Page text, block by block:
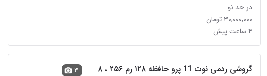
در حد نو
۳۰,۰۰۰,۰۰۰ تومان
۴ ساعت پیش
گروشی ردمی نوت 11 پرو حافظه ۱۲۸ رم ۲۵۶ ، ۸
۳